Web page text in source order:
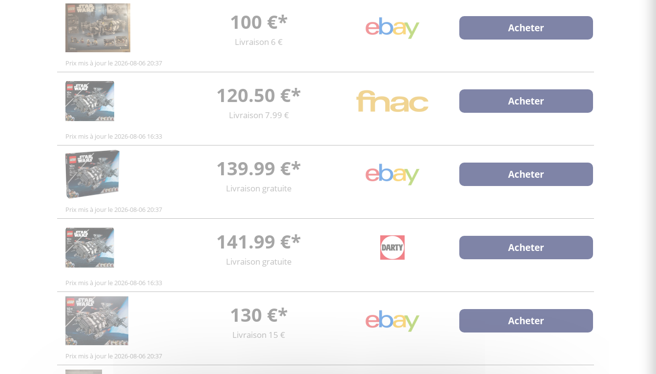
100 €*
Livraison 6 €
Acheter
Prix mis à jour le 2026-08-06 20:37
120.50 €*
Livraison 7.99 €
Acheter
Prix mis à jour le 2026-08-06 16:33
139.99 €*
Livraison gratuite
Acheter
Prix mis à jour le 2026-08-06 20:37
141.99 €*
Livraison gratuite
Acheter
Prix mis à jour le 2026-08-06 16:33
130 €*
Livraison 15 €
Acheter
Prix mis à jour le 2026-08-06 20:37